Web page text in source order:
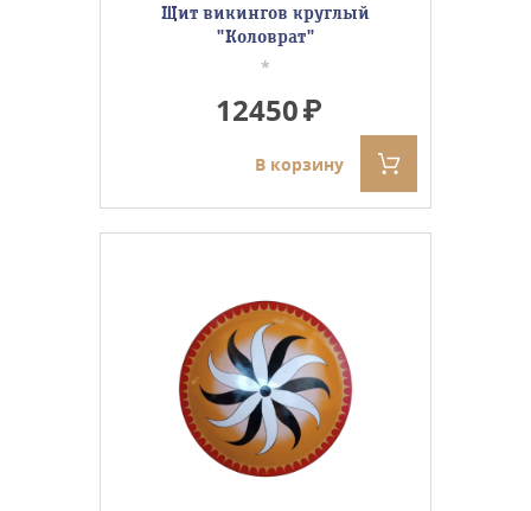
Щит викингов круглый
"Коловрат"
*
12450
В корзину